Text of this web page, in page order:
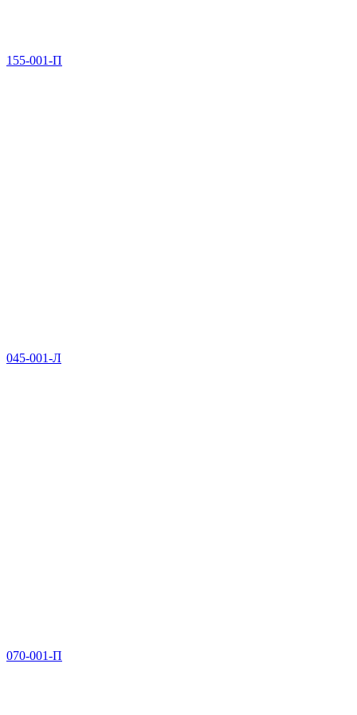
155-001-П
045-001-Л
070-001-П